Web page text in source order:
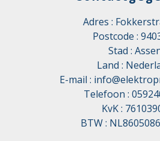
Adres :
Postcode :
Stad :
Land :
E-mail :
Telefoon :
KvK :
BTW :